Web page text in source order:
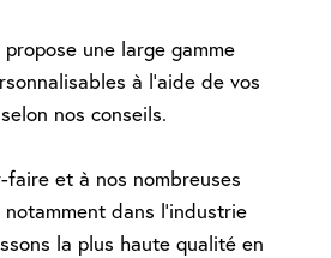
une large gamme
à l'aide de vos
nos conseils.
et à nos nombreuses
notamment dans l'industrie
la plus haute qualité en